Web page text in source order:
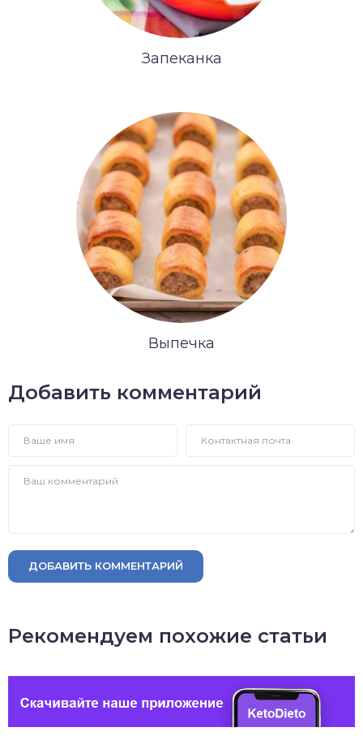
Запеканка
Выпечка
Добавить комментарий
ДОБАВИТЬ КОММЕНТАРИЙ
Рекомендуем похожие статьи